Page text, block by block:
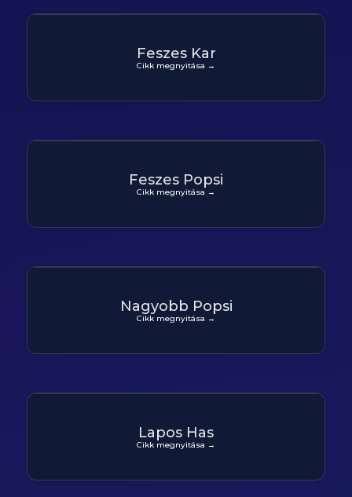
Feszes Kar
Cikk megnyitása →
Feszes Popsi
Cikk megnyitása →
Nagyobb Popsi
Cikk megnyitása →
Lapos Has
Cikk megnyitása →